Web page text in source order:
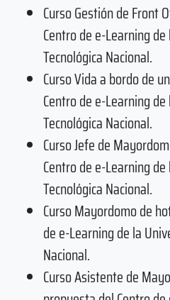
Curso Gestión de Front
Centro de e-Learning
Tecnológica Nacional.
Curso Vida a bordo de
Centro de e-Learning
Tecnológica Nacional.
Curso Jefe de
Centro de e-Learning
Tecnológica Nacional.
Curso Mayordomo de
de e-Learning de la
Nacional.
Curso Asistente de